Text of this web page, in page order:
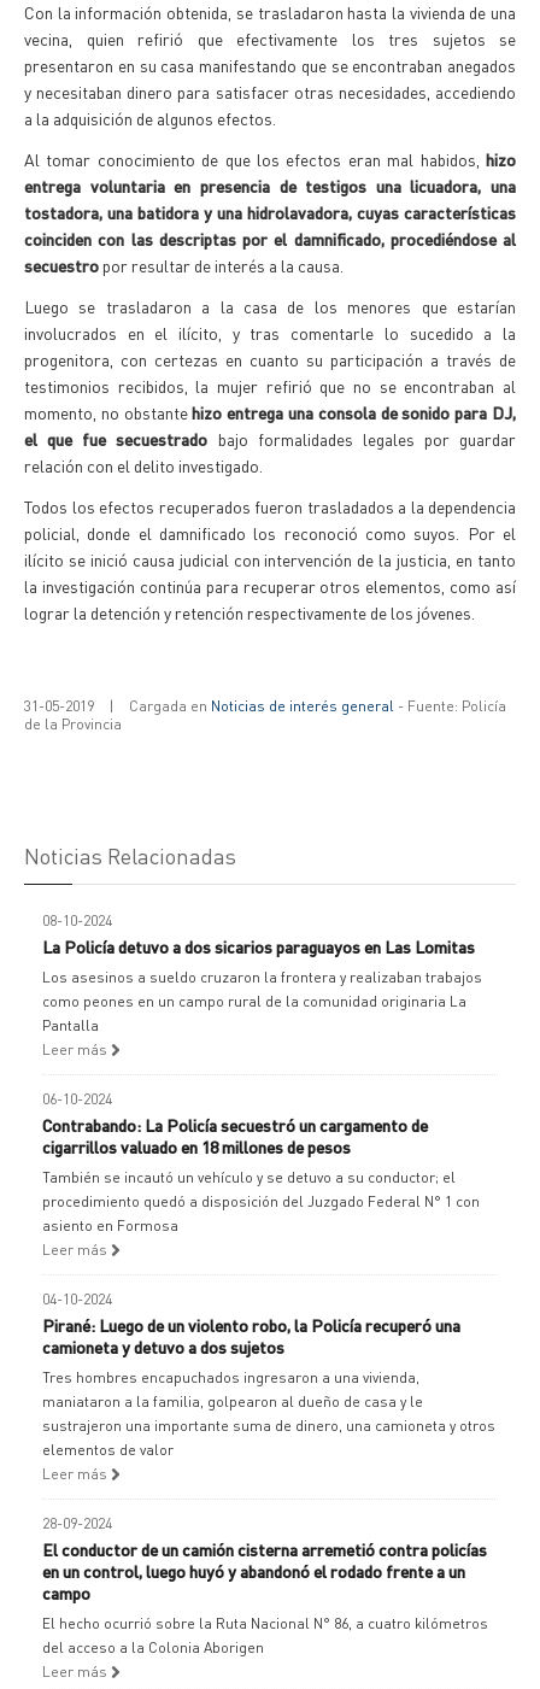
Con la información obtenida, se trasladaron hasta la vivienda de una
vecina, quien refirió que efectivamente los tres sujetos se
presentaron en su casa manifestando que se encontraban anegados
y necesitaban dinero para satisfacer otras necesidades, accediendo
a la adquisición de algunos efectos.
Al tomar conocimiento de que los efectos eran mal habidos, hizo
entrega voluntaria en presencia de testigos una licuadora, una
tostadora, una batidora y una hidrolavadora, cuyas características
coinciden con las descriptas por el damnificado, procediéndose al
secuestro por resultar de interés a la causa.
Luego se trasladaron a la casa de los menores que estarían
involucrados en el ilícito, y tras comentarle lo sucedido a la
progenitora, con certezas en cuanto su participación a través de
testimonios recibidos, la mujer refirió que no se encontraban al
momento, no obstantehizo entrega una consola de sonido para DJ,
el que fue secuestrado bajo formalidades legales por guardar
relación con el delito investigado.
Todos los efectos recuperados fueron trasladados a la dependencia
policial, donde el damnificado los reconoció como suyos. Por el
ilícito se inició causa judicial con intervención de la justicia, en tanto
la investigación continúa para recuperar otros elementos, como así
lograr la detención y retención respectivamente de los jóvenes.
31-05-2019 | Cargada en Noticias de interés general - Fuente: Policía
de la Provincia
Noticias Relacionadas
08-10-2024
La Policía detuvo a dos sicarios paraguayos en Las Lomitas
Los asesinos a sueldo cruzaron la frontera y realizaban trabajos
como peones en un campo rural de la comunidad originaria La
Pantalla
Leer más
06-10-2024
Contrabando: La Policía secuestró un cargamento de
cigarrillos valuado en 18 millones de pesos
También se incautó un vehículo y se detuvo a su conductor; el
procedimiento quedó a disposición del Juzgado Federal N° 1 con
asiento en Formosa
Leer más
04-10-2024
Pirané: Luego de un violento robo, la Policía recuperó una
camioneta y detuvo a dos sujetos
Tres hombres encapuchados ingresaron a una vivienda,
maniataron a la familia, golpearon al dueño de casa y le
sustrajeron una importante suma de dinero, una camioneta y otros
elementos de valor
Leer más
28-09-2024
El conductor de un camión cisterna arremetió contra policías
en un control, luego huyó y abandonó el rodado frente a un
campo
El hecho ocurrió sobre la Ruta Nacional N° 86, a cuatro kilómetros
del acceso a la Colonia Aborigen
Leer más